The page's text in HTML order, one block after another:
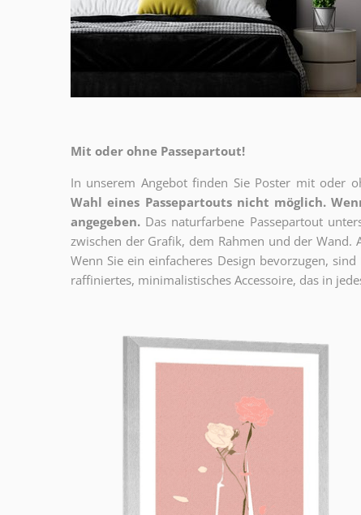
Mit oder ohne Passepartout!
In unserem Angebot finden Sie Poster mit oder
Wahl eines Passepartouts nicht möglich.
angegeben. Das naturfarbene Passepartout
zwischen der Grafik, dem Rahmen und der Wand.
Wenn Sie ein einfacheres Design bevorzugen,
raffiniertes, minimalistisches Accessoire, das in